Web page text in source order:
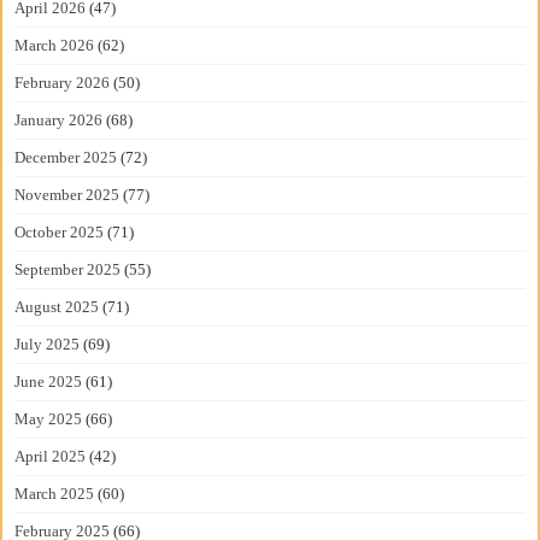
April 2026 (47)
March 2026 (62)
February 2026 (50)
January 2026 (68)
December 2025 (72)
November 2025 (77)
October 2025 (71)
September 2025 (55)
August 2025 (71)
July 2025 (69)
June 2025 (61)
May 2025 (66)
April 2025 (42)
March 2025 (60)
February 2025 (66)